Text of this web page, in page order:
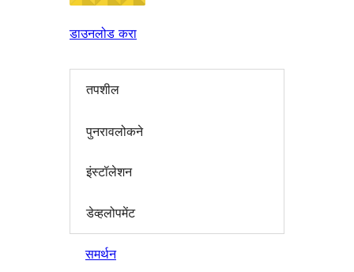
डाउनलोड करा
तपशील
पुनरावलोकने
इंस्टॉलेशन
डेव्हलोपमेंट
समर्थन